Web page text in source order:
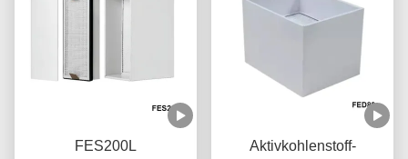
FES200L
Aktivkohlenstoff-